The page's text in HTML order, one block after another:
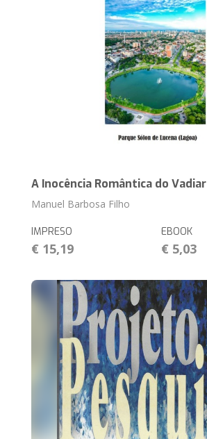
A Inocência Romântica do Vadiar
Manuel Barbosa Filho
IMPRESO
€ 15,19
EBOOK
€ 5,03